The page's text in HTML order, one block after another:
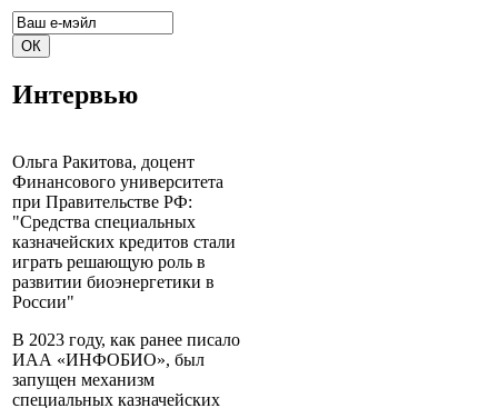
Интервью
Ольга Ракитова, доцент
Финансового университета
при Правительстве РФ:
"Средства специальных
казначейских кредитов стали
играть решающую роль в
развитии биоэнергетики в
России"
В 2023 году, как ранее писало
ИАА «ИНФОБИО», был
запущен механизм
специальных казначейских